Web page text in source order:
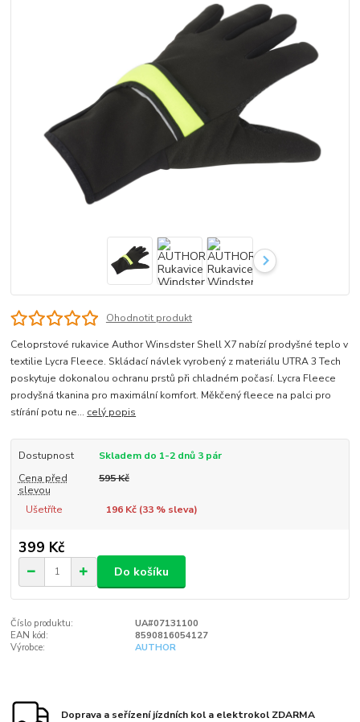
Ohodnotit produkt
Celoprstové rukavice Author Winsdster Shell X7 nabízí prodyšné teplo v
textilie Lycra Fleece. Skládací návlek vyrobený z materiálu UTRA 3 Tech
poskytuje dokonalou ochranu prstů při chladném počasí. Lycra Fleece
prodyšná tkanina pro maximální komfort. Měkčený fleece na palci pro
stírání potu ne... celý popis
Dostupnost
Skladem do 1-2 dnů 3 pár
Cena před
slevou
595 Kč
Ušetříte 196 Kč (33% sleva)
399 Kč
Do košíku
Číslo produktu:
UA#07131100
EAN kód:
8590816054127
Výrobce:
AUTHOR
Doprava a seřízení jízdních kol a elektrokol ZDARMA